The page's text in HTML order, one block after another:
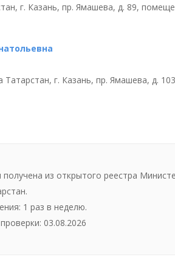
г. Казань, пр. Ямашева, д. 89,
Татарстан, г. Казань, пр. Ямашева, д.
из открытого реестра
1 раз в неделю.
03.08.2026